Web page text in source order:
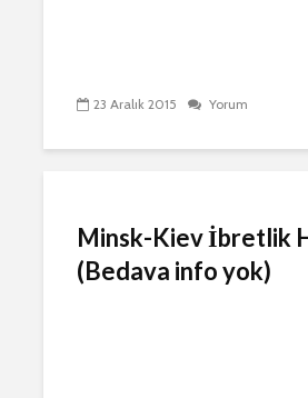
23 Aralık 2015 Yorum
Minsk-Kiev İbretlik
(Bedava info yok)